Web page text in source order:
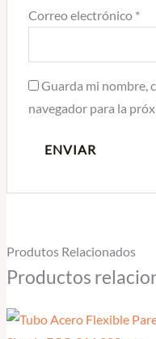
Correo electrónico *
Guarda mi nombre,
navegador para la
Produtos Relacionados
Productos